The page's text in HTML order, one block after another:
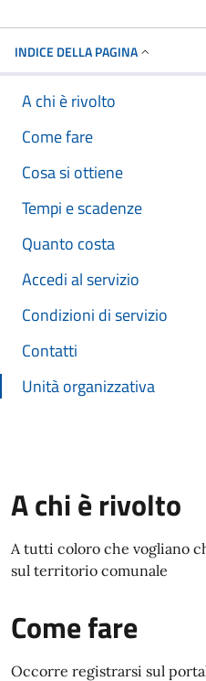
INDICE DELLA PAGINA
A chi è rivolto
Come fare
Cosa si ottiene
Tempi e scadenze
Quanto costa
Accedi al servizio
Condizioni di servizio
Contatti
Unità organizzativa
A chi è rivolto
A tutti coloro che vogliano
sul territorio comunale
Come fare
Occorre registrarsi sul